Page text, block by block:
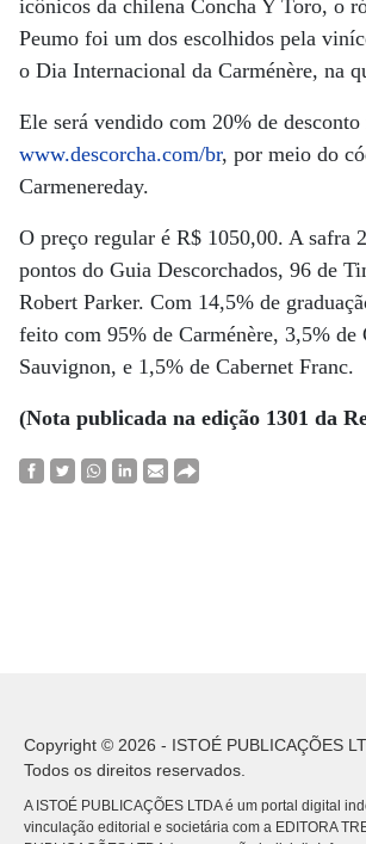
icônicos da chilena Concha Y Toro, o
Peumo foi um dos escolhidos pela
o Dia Internacional da Carménère, na
Ele será vendido com 20% de
www.descorcha.com/br, por meio do
Carmenereday.
O preço regular é R$ 1050,00. A safra
pontos do Guia Descorchados, 96 de
Robert Parker. Com 14,5% de
feito com 95% de Carménère, 3,5% de
Sauvignon, e 1,5% de Cabernet Franc.
(Nota publicada na edição 1301 da
Copyright © 2026 - ISTOÉ PUBLICAÇÕES
Todos os direitos reservados.
A ISTOÉ PUBLICAÇÕES LTDA é um portal digital
vinculação editorial e societária com a EDITORA